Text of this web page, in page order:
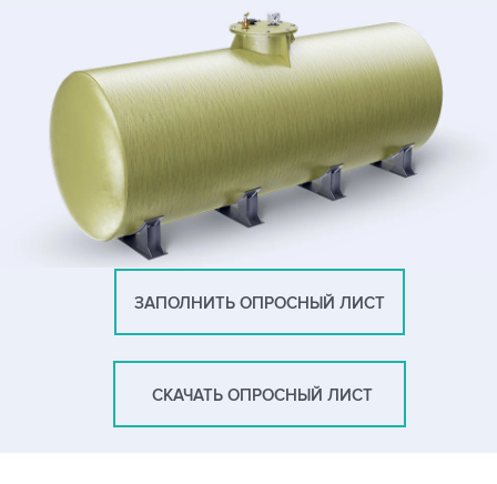
ЗАПОЛНИТЬ ОПРОСНЫЙ ЛИСТ
СКАЧАТЬ ОПРОСНЫЙ ЛИСТ